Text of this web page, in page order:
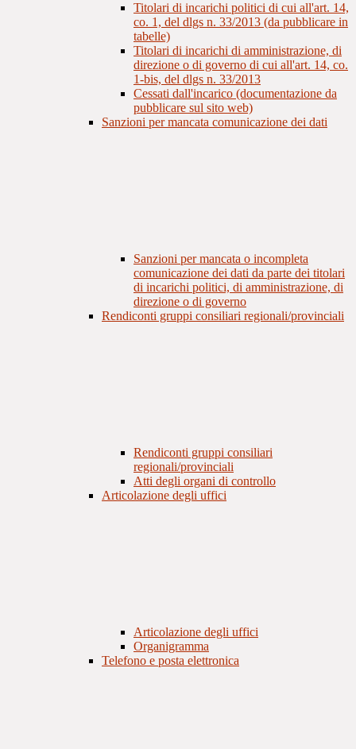
Titolari di incarichi politici di cui all'art. 14,
co. 1, del dlgs n. 33/2013 (da pubblicare in
tabelle)
Titolari di incarichi di amministrazione, di
direzione o di governo di cui all'art. 14, co.
1-bis, del dlgs n. 33/2013
Cessati dall'incarico (documentazione da
pubblicare sul sito web)
Sanzioni per mancata comunicazione dei dati
Sanzioni per mancata o incompleta
comunicazione dei dati da parte dei titolari
di incarichi politici, di amministrazione, di
direzione o di governo
Rendiconti gruppi consiliari regionali/provinciali
Rendiconti gruppi consiliari
regionali/provinciali
Atti degli organi di controllo
Articolazione degli uffici
Articolazione degli uffici
Organigramma
Telefono e posta elettronica